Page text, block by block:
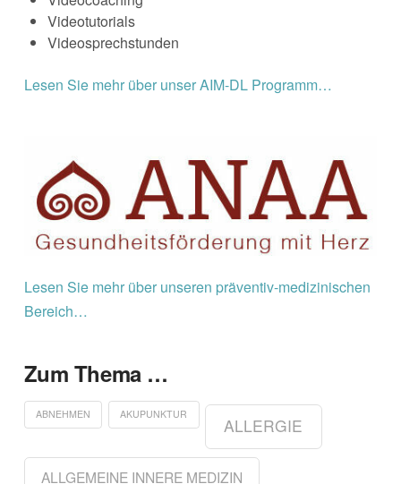
Videotutorials
Videosprechstunden
Lesen Sie mehr über unser AIM-DL Programm…
Lesen Sie mehr über unseren präventiv-medizinischen
Bereich…
Zum Thema …
ABNEHMEN AKUPUNKTUR
ALLERGIE
ALLGEMEINE INNERE MEDIZIN